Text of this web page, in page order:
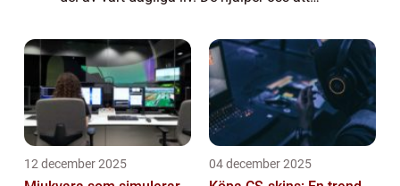
underhållna. Tyvärr kan oavsiktliga ...
12 december 2025 04 december 2025